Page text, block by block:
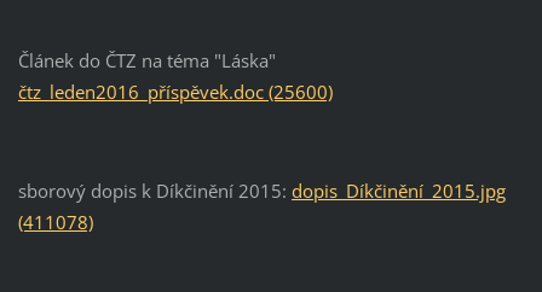
Článek do ČTZ na téma "Láska"
čtz_leden2016_příspěvek.doc (25600)
sborový dopis k Díkčinění 2015: dopis_Díkčinění_2015.jpg
(411078)